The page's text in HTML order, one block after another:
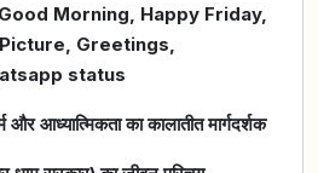
Morning, Happy Friday,
Greetings,
status
और आध्यात्मिकता का कालातीत मार्गदर्शक